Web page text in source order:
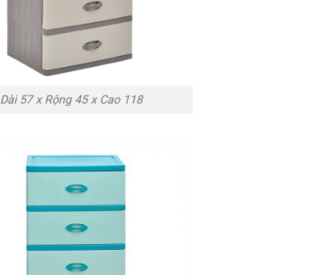
Dài 57 x Rộng 45 x Cao 118